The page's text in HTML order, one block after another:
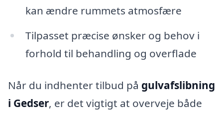
kan ændre rummets atmosfære
Tilpasset præcise ønsker og behov i
forhold til behandling og overflade
Når du indhenter tilbud på gulvafslibning
i Gedser, er det vigtigt at overveje både